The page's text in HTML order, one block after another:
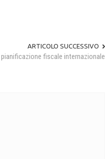
ARTICOLO SUCCESSIVO
pianificazione fiscale internazionale